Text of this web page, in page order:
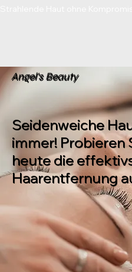
Angel's Beauty
Seidenweiche
immer! Probieren
heute die
Haarentfernung